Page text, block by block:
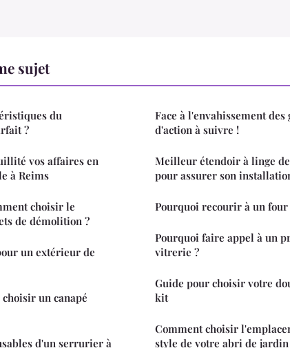
sujet
du
?
vos affaires en
à Reims
choisir le
de démolition ?
un extérieur de
un canapé
d'un serrurier à
Face à l'envahissement des
d'action à suivre !
Meilleur étendoir à linge
pour assurer son
Pourquoi recourir à un four
Pourquoi faire appel à un
vitrerie ?
Guide pour choisir votre
kit
Comment choisir
style de votre abri de jardin